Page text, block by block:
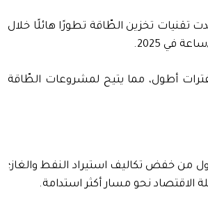
تقنيات تخزين الطّاقة تطورًا هائلًا خلال
أطول، مما يتيح لمشروعات الطّاقة
من خفض تكاليف استيراد النفط والغاز؛
الاقتصاد نحو مسار أكثر استدامة.